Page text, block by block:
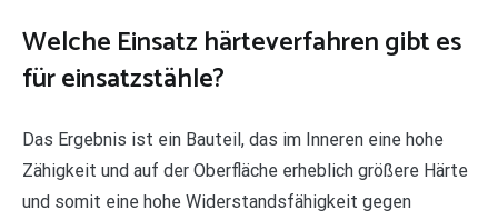
Welche Einsatz härteverfahren gibt es
für einsatzstähle?
Das Ergebnis ist ein Bauteil, das im Inneren eine hohe
Zähigkeit und auf der Oberfläche erheblich größere Härte
und somit eine hohe Widerstandsfähigkeit gegen